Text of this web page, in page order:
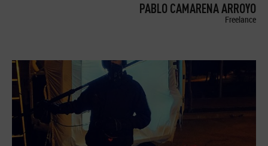
PABLO CAMARENA ARROYO
Freelance